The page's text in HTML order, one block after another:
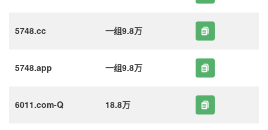
5748.cc 一组9.8万
5748.app 一组9.8万
6011.com-Q 18.8万